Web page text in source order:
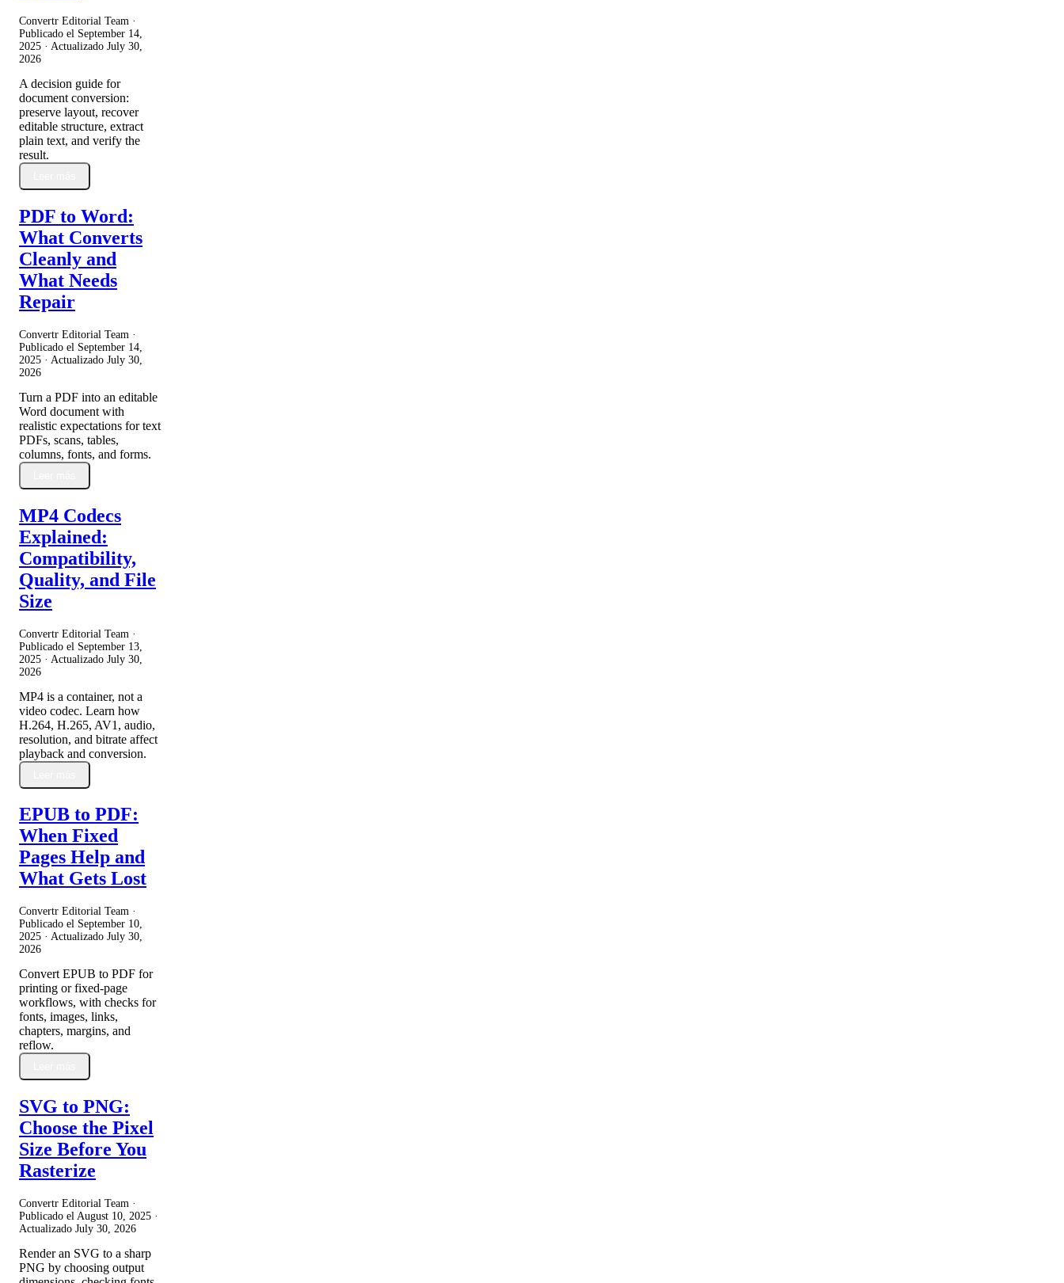
Convertr Editorial Team ·
Publicado el September 14,
2025 · Actualizado July 30,
2026
A decision guide for
document conversion:
preserve layout, recover
editable structure, extract
plain text, and verify the
result.
PDF to Word:
What Converts
Cleanly and
What Needs
Repair
Convertr Editorial Team ·
Publicado el September 14,
2025 · Actualizado July 30,
2026
Turn a PDF into an editable
Word document with
realistic expectations for text
PDFs, scans, tables,
columns, fonts, and forms.
MP4 Codecs
Explained:
Compatibility,
Quality, and File
Size
Convertr Editorial Team ·
Publicado el September 13,
2025 · Actualizado July 30,
2026
MP4 is a container, not a
video codec. Learn how
H.264, H.265, AV1, audio,
resolution, and bitrate affect
playback and conversion.
EPUB to PDF:
When Fixed
Pages Help and
What Gets Lost
Convertr Editorial Team ·
Publicado el September 10,
2025 · Actualizado July 30,
2026
Convert EPUB to PDF for
printing or fixed-page
workflows, with checks for
fonts, images, links,
chapters, margins, and
reflow.
SVG to PNG:
Choose the Pixel
Size Before You
Rasterize
Convertr Editorial Team ·
Publicado el August 10, 2025 ·
Actualizado July 30, 2026
Render an SVG to a sharp
PNG by choosing output